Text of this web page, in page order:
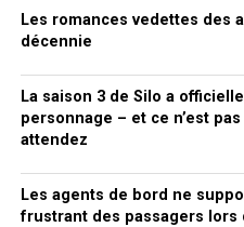
Les romances vedettes des
décennie
La saison 3 de Silo a
personnage – et ce n’est
attendez
Les agents de bord ne
frustrant des passagers lors